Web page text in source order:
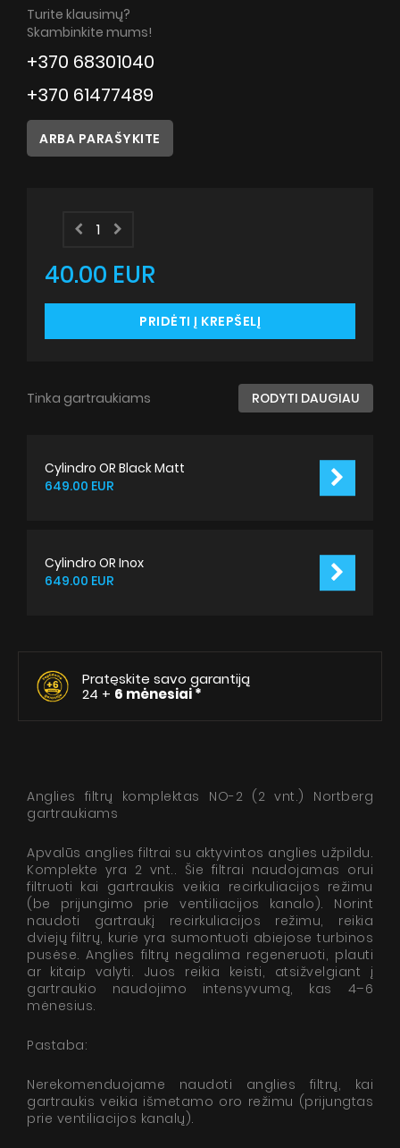
Patarimai
Servisas
Instrukcijos
Turite klausimų?
Skambinkite mums!
+370 68301040
+370 61477489
ARBA PARAŠYKITE
40.00 EUR
PRIDĖTI Į KREPŠELĮ
Tinka gartraukiams RODYTI DAUGIAU
Cylindro OR Black Matt
649.00 EUR
Cylindro OR Inox
649.00 EUR
Pratęskite savo garantiją
24 + 6 mėnesiai *
Anglies filtrų komplektas NO-2 (2 vnt.) Nortberg
gartraukiams
Apvalūs anglies filtrai su aktyvintos anglies užpildu.
Komplekte yra 2 vnt.. Šie filtrai naudojamas orui
filtruoti kai gartraukis veikia recirkuliacijos režimu
(be prijungimo prie ventiliacijos kanalo). Norint
naudoti gartraukį recirkuliacijos režimu, reikia
dviejų filtrų, kurie yra sumontuoti abiejose turbinos
pusėse. Anglies filtrų negalima regeneruoti, plauti
ar kitaip valyti. Juos reikia keisti, atsižvelgiant į
gartraukio naudojimo intensyvumą, kas 4–6
mėnesius.
Pastaba:
Nerekomenduojame naudoti anglies filtrų, kai
gartraukis veikia išmetamo oro režimu (prijungtas
prie ventiliacijos kanalų).